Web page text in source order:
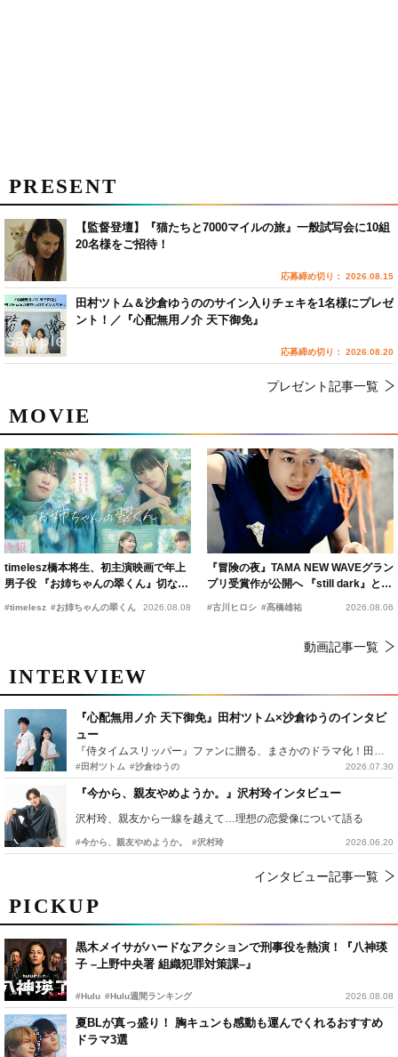
PICKUP
黒木メイサがハードなアクションで刑事役を熱演！『八神瑛
子 –上野中央署 組織犯罪対策課–』
#Hulu #Hulu週間ランキング 2026.08.08
夏BLが真っ盛り！ 胸キュンも感動も運んでくれるおすすめ
ドラマ3選
MOVIE
timelesz橋本将生、初主演映画で年上
男子役 『お姉ちゃんの翠くん』切ない
恋の幕開けを予感
#timelesz #お姉ちゃんの翠くん 2026.08.08
『冒険の夜』TAMA NEW WAVEグラン
プリ受賞作が公開へ 『still dark』と同
時上映決定
#古川ヒロシ #髙橋雄祐 2026.08.06
動画記事一覧
INTERVIEW
『心配無用ノ介 天下御免』田村ツトム×沙倉ゆうのインタビ
ュー
『侍タイムスリッパー』ファンに贈る、まさかのドラマ化！田村ツトム×沙倉ゆうのが語る『心配無用ノ介』撮影秘話
#田村ツトム #沙倉ゆうの 2026.07.30
『今から、親友やめようか。』沢村玲インタビュー
沢村玲、親友から一線を越えて…理想の恋愛像について語る
#今から、親友やめようか。 #沢村玲 2026.06.20
インタビュー記事一覧
PRESENT
【監督登壇】『猫たちと7000マイルの旅』一般試写会に10組
20名様をご招待！
応募締め切り： 2026.08.15
田村ツトム＆沙倉ゆうののサイン入りチェキを1名様にプレゼ
ント！／『心配無用ノ介 天下御免』
応募締め切り： 2026.08.20
プレゼント記事一覧